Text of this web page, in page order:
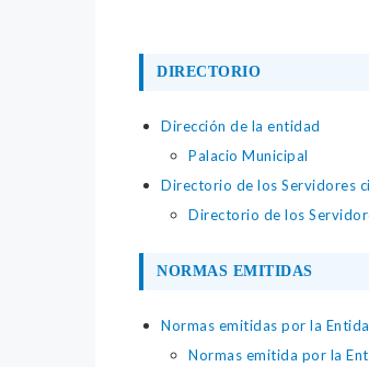
DIRECTORIO
Dirección de la entidad
Palacio Municipal
Directorio de los Servidores
Directorio de los
NORMAS EMITIDAS
Normas emitidas por la
Normas emitida por la